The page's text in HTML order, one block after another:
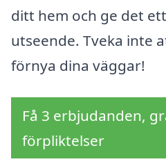
ditt hem och ge det
utseende. Tveka inte
förnya dina väggar!
Få 3 erbjudanden,
förpliktelser